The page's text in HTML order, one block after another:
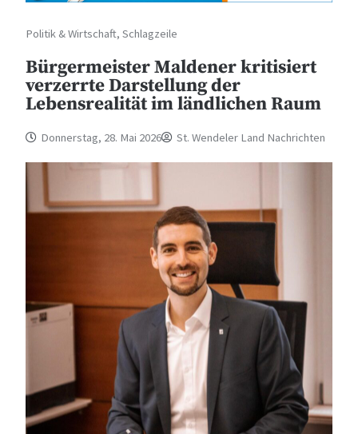
Politik & Wirtschaft,Schlagzeile
Bürgermeister Maldener kritisiert
verzerrte Darstellung der
Lebensrealität im ländlichen Raum
Donnerstag, 28. Mai 2026 St. Wendeler Land Nachrichten